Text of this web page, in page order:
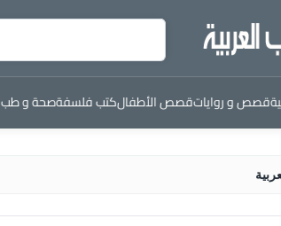
قصص و رواياتقصص الأطفالكتب فلسفةصحة و طب